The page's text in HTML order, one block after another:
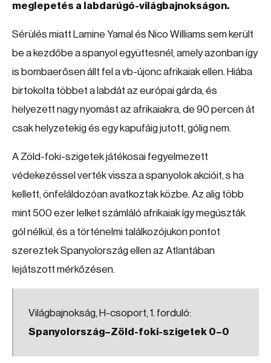
meglepetés a labdarúgó-világbajnokságon.
Sérülés miatt Lamine Yamal és Nico Williams sem került
be a kezdőbe a spanyol együttesnél, amely azonban így
is bombaerősen állt fel a vb-újonc afrikaiak ellen. Hiába
birtokolta többet a labdát az európai gárda, és
helyezett nagy nyomást az afrikaiakra, de 90 percen át
csak helyzetekig és egy kapufáig jutott, gólig nem.
A Zöld-foki-szigetek játékosai fegyelmezett
védekezéssel verték vissza a spanyolok akcióit, s ha
kellett, önfeláldozóan avatkoztak közbe. Az alig több
mint 500 ezer lelket számláló afrikaiak így megúszták
gól nélkül, és a történelmi találkozójukon pontot
szereztek Spanyolország ellen az Atlantában
lejátszott mérkőzésen.
Világbajnokság, H-csoport, 1. forduló:
Spanyolország–Zöld-foki-szigetek 0–0